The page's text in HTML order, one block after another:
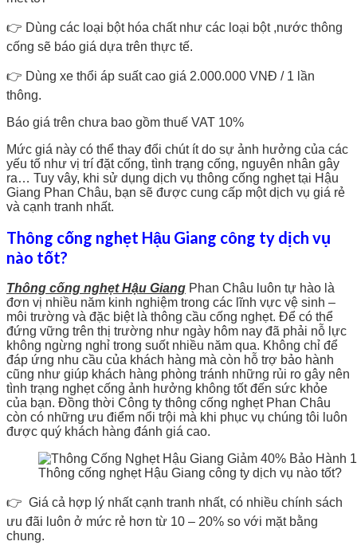
👉 Dùng các loại bột hóa chất như các loại bột ,nước thông
cống sẽ báo giá dựa trên thực tế.
👉 Dùng xe thổi áp suất cao giá 2.000.000 VNĐ / 1 lần
thông.
Báo giá trên chưa bao gồm thuế VAT 10%
Mức giá này có thể thay đổi chút ít do sự ảnh hưởng của các
yếu tố như vị trí đặt cống, tình trạng cống, nguyên nhân gây
ra… Tuy vây, khi sử dụng dịch vụ thông cống nghẹt tại Hậu
Giang Phan Châu, bạn sẽ được cung cấp một dịch vụ giá rẻ
và cạnh tranh nhất.
Thông cống nghẹt Hậu Giang công ty dịch vụ
nào tốt?
Thông cống nghẹt Hậu Giang Phan Châu luôn tự hào là
đơn vị nhiều năm kinh nghiệm trong các lĩnh vực vệ sinh –
môi trường và đặc biệt là thông cầu cống nghẹt. Để có thể
đứng vững trên thị trường như ngày hôm nay đã phải nỗ lực
không ngừng nghỉ trong suốt nhiều năm qua. Không chỉ để
đáp ứng nhu cầu của khách hàng mà còn hỗ trợ bảo hành
cũng như giúp khách hàng phòng tránh những rủi ro gây nên
tình trạng nghẹt cống ảnh hưởng không tốt đến sức khỏe
của bạn. Đồng thời Công ty thông cống nghẹt Phan Châu
còn có những ưu điểm nổi trội mà khi phục vụ chúng tôi luôn
được quý khách hàng đánh giá cao.
Thông cống nghẹt Hậu Giang công ty dịch vụ nào tốt?
👉 Giá cả hợp lý nhất cạnh tranh nhất, có nhiều chính sách
ưu đãi luôn ở mức rẻ hơn từ 10 – 20% so với mặt bằng
chung.